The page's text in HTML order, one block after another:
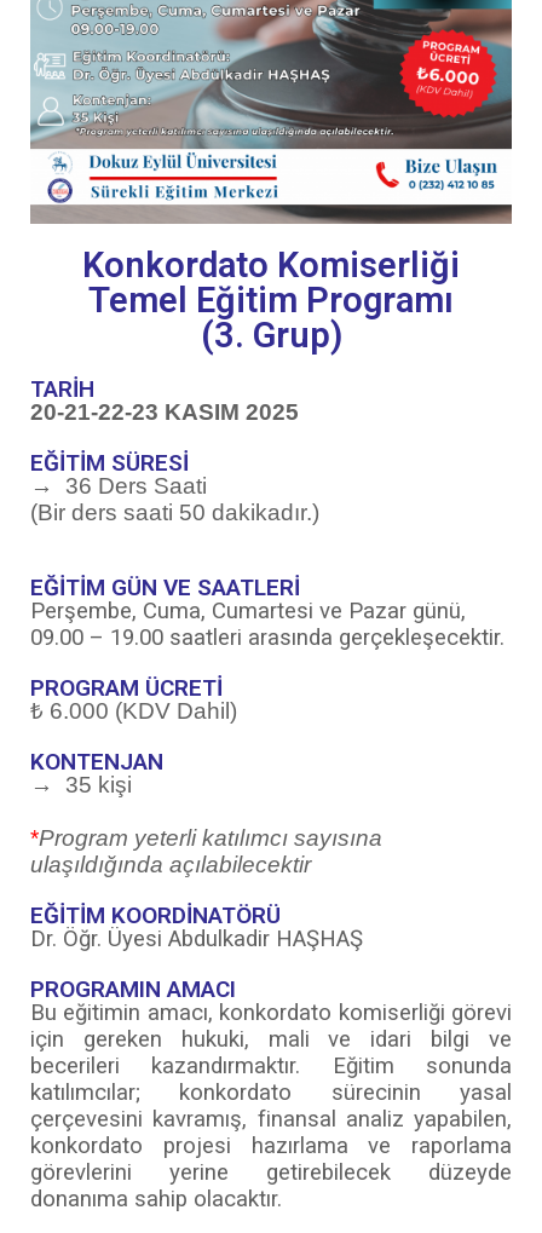
Konkordato Komiserliği
Temel Eğitim Programı
(3. Grup)
TARİH
20-21-22-23 KASIM 2025
EĞİTİM SÜRESİ
→ 36 Ders Saati
(Bir ders saati 50 dakikadır.)
EĞİTİM GÜN VE SAATLERİ
Perşembe, Cuma, Cumartesi ve Pazar günü,
09.00 – 19.00 saatleri arasında gerçekleşecektir.
PROGRAM ÜCRETİ
₺ 6.000 (KDV Dahil)
KONTENJAN
→ 35 kişi
*Program yeterli katılımcı sayısına
ulaşıldığında açılabilecektir
EĞİTİM KOORDİNATÖRÜ
Dr. Öğr. Üyesi Abdulkadir HAŞHAŞ
PROGRAMIN AMACI
Bu eğitimin amacı, konkordato komiserliği görevi
için gereken hukuki, mali ve idari bilgi ve
becerileri kazandırmaktır. Eğitim sonunda
katılımcılar; konkordato sürecinin yasal
çerçevesini kavramış, finansal analiz yapabilen,
konkordato projesi hazırlama ve raporlama
görevlerini yerine getirebilecek düzeyde
donanıma sahip olacaktır.